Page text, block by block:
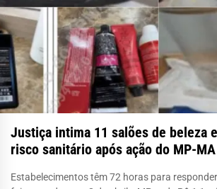
Justiça intima 11 salões de beleza
risco sanitário após ação do MP-MA
Estabelecimentos têm 72 horas para